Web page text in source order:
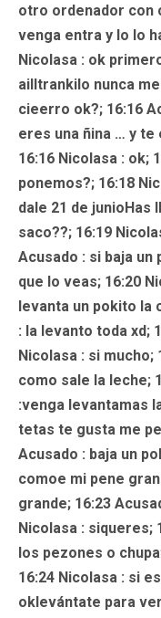
otro ordenador con
venga entra y lo lo
Nicolasa : ok
ailltrankilo nunca
cieerro ok?; 16:16
eres una ñina … y
16:16 Nicolasa : ok;
ponemos?; 16:18
dale 21 de junioHas
saco??; 16:19
Acusado : si baja un
que lo veas; 16:20
levanta un pokito la
: la levanto toda xd;
Nicolasa : si mucho;
como sale la leche;
:venga levantamas
tetas te gusta me
Acusado : baja un
comoe mi pene
grande; 16:23
Nicolasa : siqueres;
los pezones o
16:24 Nicolasa : si
oklevántate para